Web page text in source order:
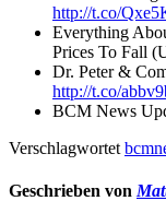
http://t.co/
Everything
Prices To Fall
Dr. Peter &
http://t.co/
BCM News
Verschlagwortet
Geschrieben von